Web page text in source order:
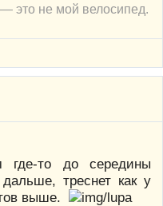
это не мой велосипед.
где-то до середины
треснет как у
выше.